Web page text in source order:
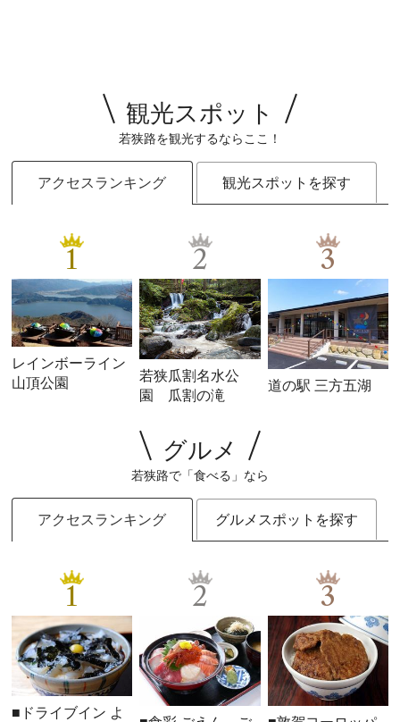
観光スポット
若狭路を観光するならここ！
アクセスランキング 観光スポットを探す
1
レインボーライン
山頂公園
2
若狭瓜割名水公
園 瓜割の滝
3
道の駅 三方五湖
グルメ
若狭路で「食べる」なら
アクセスランキング グルメスポットを探す
1
■ドライブイン よ
2 3